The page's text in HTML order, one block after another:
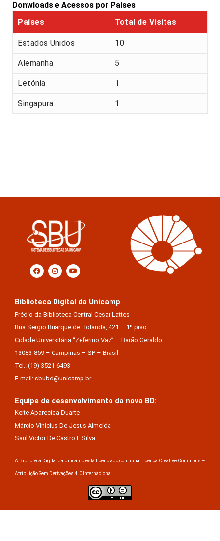
Donwloads e Acessos por Países
Países
Total de Visitas
Estados Unidos 10
Alemanha 5
Letónia 1
Singapura 1
Biblioteca Digital da Unicamp
Prédio da Biblioteca Central Cesar Lattes
Rua Sérgio Buarque de Holanda, 421 – 1º piso
Cidade Universitária “Zeferino Vaz” – Barão Geraldo
13083-859 – Campinas – SP – Brasil
Tel.: (19) 3521-6493
E-mail: sbubd@unicamp.br
Equipe de desenvolvimento da nova BD:
Keite Aparecida Duarte
Márcio Vinícius De Jesus Almeida
Saul Victor De Castro E Silva
A Biblioteca Digital da Unicamp está licenciado com uma Licença Creative Commons –
Atribuição Sem Derivações 4.0 Internacional